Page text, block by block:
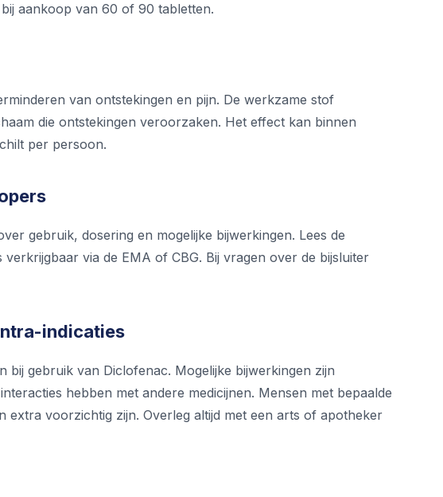
aankoop van 60 of 90 tabletten.
van ontstekingen en pijn. De werkzame stof
die ontstekingen veroorzaken. Het effect kan binnen
per persoon.
gebruik, dosering en mogelijke bijwerkingen. Lees de
via de EMA of CBG. Bij vragen over de bijsluiter
indicaties
bij gebruik van Diclofenac. Mogelijke bijwerkingen zijn
hebben met andere medicijnen. Mensen met bepaalde
voorzichtig zijn. Overleg altijd met een arts of apotheker